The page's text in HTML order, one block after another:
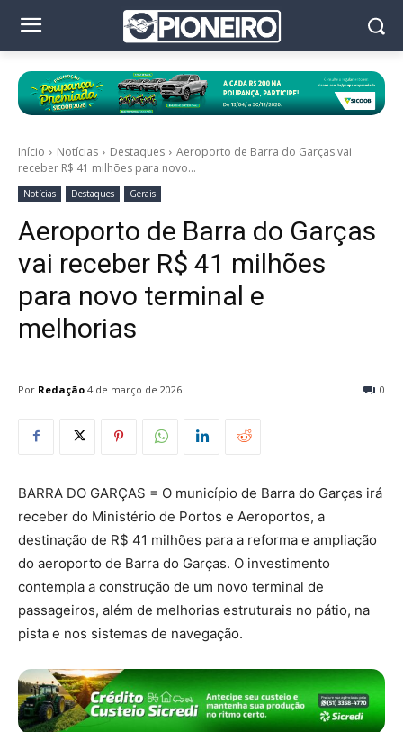
Início Notícias Destaques
Aeroporto de Barra do Garças vai
receber R$ 41 milhões para novo...
Notícias Destaques Gerais
Aeroporto de Barra do Garças
vai receber R$ 41 milhões
para novo terminal e
melhorias
Por Redação 0
4 de março de 2026
BARRA DO GARÇAS = O município de Barra do Garças irá
receber do Ministério de Portos e Aeroportos, a
destinação de R$ 41 milhões para a reforma e ampliação
do aeroporto de Barra do Garças. O investimento
contempla a construção de um novo terminal de
passageiros, além de melhorias estruturais no pátio, na
pista e nos sistemas de navegação.